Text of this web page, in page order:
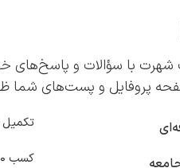
شهرت با سؤالات و پاسخ‌های
پروفایل و پست‌های شما
تکمیل
کسب 2000 امتیاز